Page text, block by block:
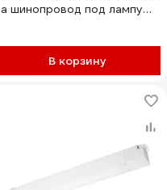
шинопровод под лампу
В корзину